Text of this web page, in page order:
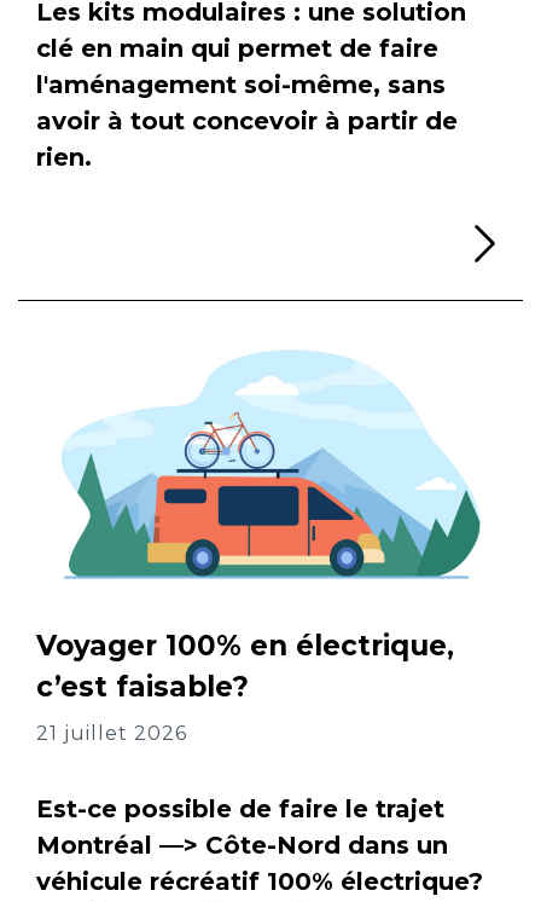
Les kits modulaires : une solution
clé en main qui permet de faire
l'aménagement soi-même, sans
avoir à tout concevoir à partir de
rien.
Voyager 100% en électrique,
c’est faisable?
21 juillet 2026
Est-ce possible de faire le trajet
Montréal —> Côte-Nord dans un
véhicule récréatif 100% électrique?